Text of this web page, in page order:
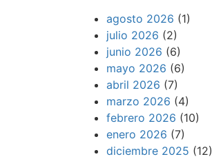
agosto 2026 (1)
julio 2026 (2)
junio 2026 (6)
mayo 2026 (6)
abril 2026 (7)
marzo 2026 (4)
febrero 2026 (10)
enero 2026 (7)
diciembre 2025 (12)